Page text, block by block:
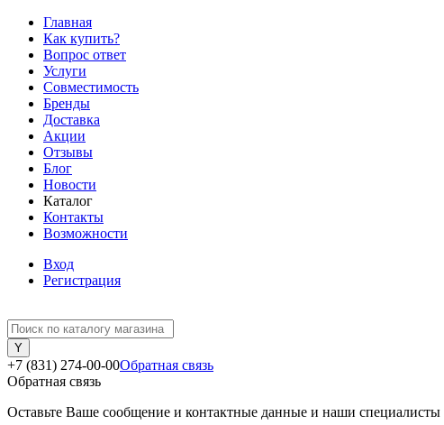
Главная
Как купить?
Вопрос ответ
Услуги
Совместимость
Бренды
Доставка
Акции
Отзывы
Блог
Новости
Каталог
Контакты
Возможности
Вход
Регистрация
+7 (831) 274-00-00Обратная связь
Обратная связь
Оставьте Ваше сообщение и контактные данные и наши